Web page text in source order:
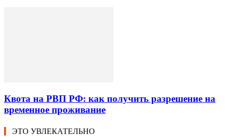
Квота на РВП РФ: как получить разрешение на
временное проживание
ЭТО УВЛЕКАТЕЛЬНО